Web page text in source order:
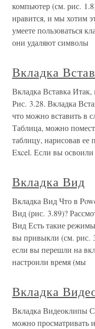
компьютер (см. рис.
нравится, и мы хотим
умеете пользоваться
они удаляют символы
Вкладка
Вкладка Вставка Итак,
Рис. 3.28. Вкладка
что можно вставить в
Таблица, можно
таблицу, нарисовав ее
Excel. Если вы освоили
Вкладка Вид
Вкладка Вид Что в
Вид (рис. 3.89)?
Вид Есть такие
вы привыкли (см. рис.
если вы перешли на
настроили время (мы
Вкладка
Вкладка Видеоклипы
можно просматривать